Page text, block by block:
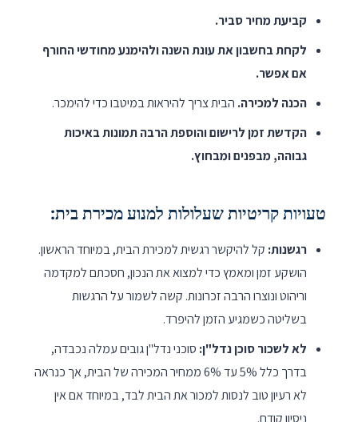
קביעת מחיר סביר.
לקחת בחשבון את עונת השנה ולהימנע מחודשי החורף
אם אפשר.
הכנה למכירה. הבית צריך להיראות במיטבו כדי להימכר.
הקדשת זמן לרישום והוספת הרבה תמונות באיכות
גבוהה, מבפנים ומבחוץ.
טעויות קריטיות שעלולות למנוע מכירת בית:
רגשנות: קל להיקשר רגשית למכירת הבית, במיוחד הראשון.
הושקע זמן ומאמץ כדי למצוא את הנכון, חסכתם למקדמה
וריהוט ונוצרו הרבה זכרונות. קשה לשמור על הרגשות
בשליטה כשמגיע הזמן להיפרד.
לא לשכור סוכן נדל"ן: סוכני נדל"ן גובים עמלה נכבדה,
בדרך כלל 5% עד 6% ממחיר המכירה של הבית, אך כנראה
לא רעיון טוב לנסות למכור את הבית לבד, במיוחד אם אין
ניסיון קודם.